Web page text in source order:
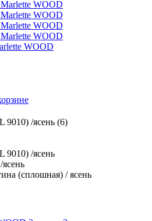
WOOD
9010) /ясень (6)
9010) /ясень
(сплошная) / ясень